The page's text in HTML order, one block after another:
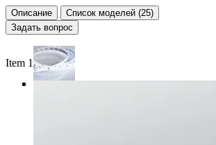
Описание
Список моделей (25)
Задать вопрос
Item 1 of 3